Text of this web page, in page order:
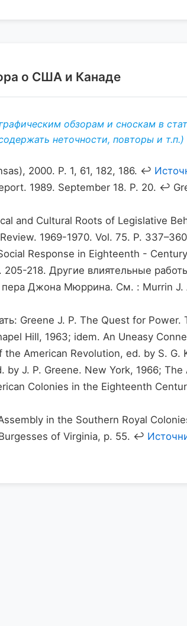
о США и Канаде
обзорам и сноскам в
неточности, повторы и т.п.)
2000. P. 1, 61, 182, 186. ↩
1989. September 18. P. 20. ↩
and Cultural Roots of Legislative
1969-1970. Vol. 75. P.
Response in Eighteenth -
218. Другие влиятельные
Джона Мюррина. См. : Murrin J.
Greene J. P. The Quest for
Hill, 1963; idem. An Uneasy
American Revolution, ed. by S. G.
J. P. Greene. New York, 1966;
Colonies in the Eighteenth
in the Southern Royal
of Virginia, p. 55. ↩